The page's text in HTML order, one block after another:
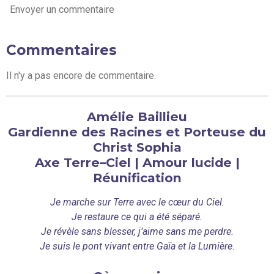
Envoyer un commentaire
Commentaires
Il n'y a pas encore de commentaire.
Amélie Baillieu
Gardienne des Racines et Porteuse du
Christ Sophia
Axe Terre–Ciel | Amour lucide |
Réunification
Je marche sur Terre avec le cœur du Ciel.
Je restaure ce qui a été séparé.
Je révèle sans blesser, j’aime sans me perdre.
Je suis le pont vivant entre Gaïa et la Lumière.